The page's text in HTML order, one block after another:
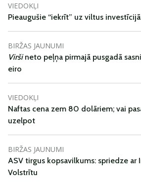
VIEDOKĻI
Pieaugušie “iekrīt” uz viltus
BIRŽAS JAUNUMI
Viršineto peļņa pirmajā pusgadā
eiro
VIEDOKĻI
Naftas cena zem 80 dolāriem; vai
uzelpot
BIRŽAS JAUNUMI
ASV tirgus kopsavilkums: spriedze ar
Volstrītu